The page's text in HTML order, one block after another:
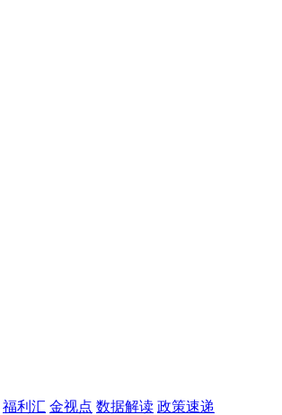
福利汇 金视点 数据解读 政策速递